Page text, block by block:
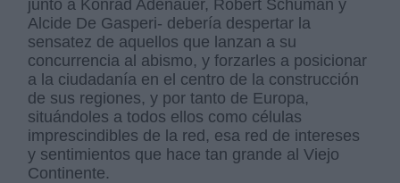
junto a Konrad Adenauer, Robert Schuman y
Alcide De Gasperi- debería despertar la
sensatez de aquellos que lanzan a su
concurrencia al abismo, y forzarles a posicionar
a la ciudadanía en el centro de la construcción
de sus regiones, y por tanto de Europa,
situándoles a todos ellos como células
imprescindibles de la red, esa red de intereses
y sentimientos que hace tan grande al Viejo
Continente.